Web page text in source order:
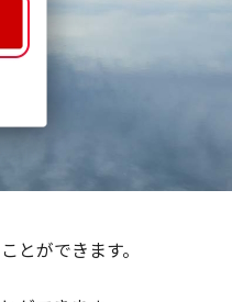
ができます。